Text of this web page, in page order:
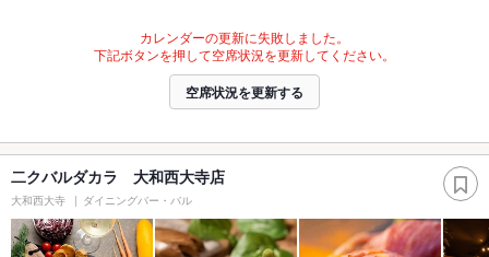
カレンダーの更新に失敗しました。
下記ボタンを押して空席状況を更新してください。
空席状況を更新する
二クバルダカラ 大和西大寺店
大和西大寺 ダイニングバー・バル